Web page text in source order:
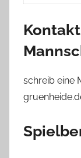
schreib eine